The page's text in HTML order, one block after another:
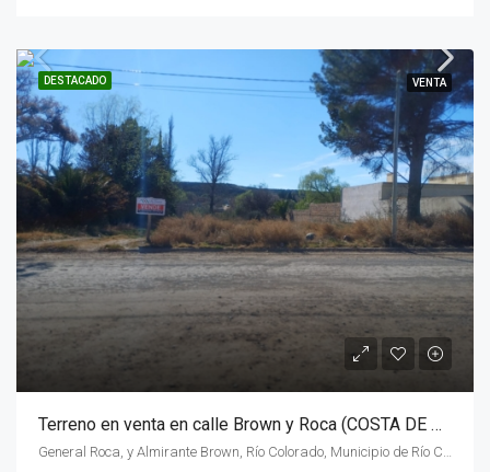
DESTACADO VENTA
Terreno en venta en calle Brown y Roca (COSTA DE RIO) de la ciudad de Rio Colorado, provincia de Rio Negro.
General Roca, y Almirante Brown, Río Colorado, Municipio de Río Colorado, Departamento Pichi Mahuida, Río Negro, 8138, Argentina